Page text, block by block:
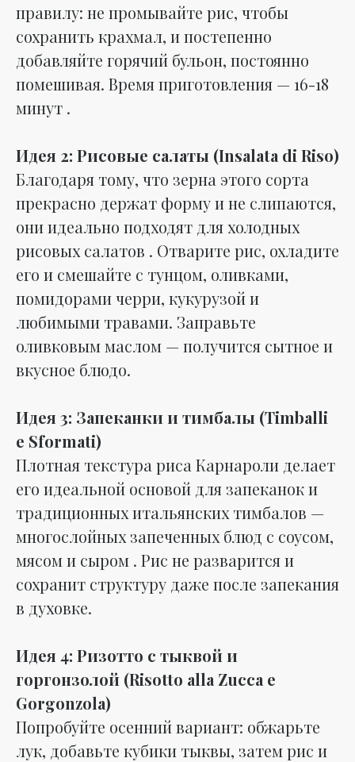
правилу: не промывайте рис, чтобы
сохранить крахмал, и постепенно
добавляйте горячий бульон, постоянно
помешивая. Время приготовления — 16-18
минут .
Идея 2: Рисовые салаты (Insalata di Riso)
Благодаря тому, что зерна этого сорта
прекрасно держат форму и не слипаются,
они идеально подходят для холодных
рисовых салатов . Отварите рис, охладите
его и смешайте с тунцом, оливками,
помидорами черри, кукурузой и
любимыми травами. Заправьте
оливковым маслом — получится сытное и
вкусное блюдо.
Идея 3: Запеканки и тимбалы (Timballi
e Sformati)
Плотная текстура риса Карнароли делает
его идеальной основой для запеканок и
традиционных итальянских тимбалов —
многослойных запеченных блюд с соусом,
мясом и сыром . Рис не разварится и
сохранит структуру даже после запекания
в духовке.
Идея 4: Ризотто с тыквой и
горгонзолой (Risotto alla Zucca e
Gorgonzola)
Попробуйте осенний вариант: обжарьте
лук, добавьте кубики тыквы, затем рис и